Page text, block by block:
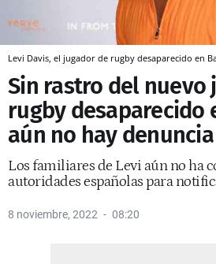
Levi Davis, el jugador de rugby desaparecido en
Sin rastro del nuevo
rugby desaparecido
aún no hay denuncia
Los familiares de Levi aún no ha
autoridades españolas para
8 noviembre, 2022 08:20